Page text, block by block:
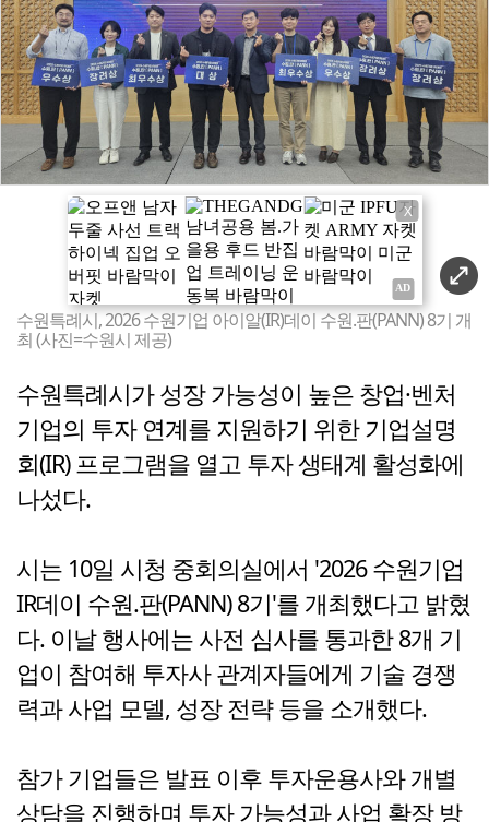
X
수원특례시, 2026 수원기업 아이알(IR)데이 수원.판(PANN) 8기 개
최 (사진=수원시 제공)
수원특례시가 성장 가능성이 높은 창업·벤처
기업의 투자 연계를 지원하기 위한 기업설명
회(IR) 프로그램을 열고 투자 생태계 활성화에
나섰다.
시는 10일 시청 중회의실에서 '2026 수원기업
IR데이 수원.판(PANN) 8기'를 개최했다고 밝혔
다. 이날 행사에는 사전 심사를 통과한 8개 기
업이 참여해 투자사 관계자들에게 기술 경쟁
력과 사업 모델, 성장 전략 등을 소개했다.
참가 기업들은 발표 이후 투자운용사와 개별
상담을 진행하며 투자 가능성과 사업 확장 방